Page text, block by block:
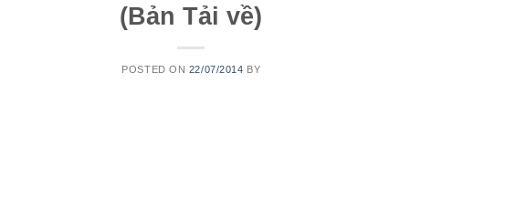
(Bản Tải về)
POSTED ON 22/07/2014 BY